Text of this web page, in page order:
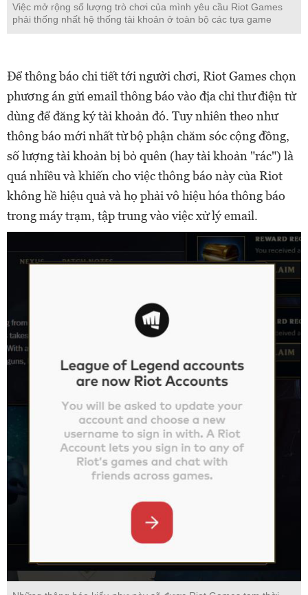
Việc mở rộng số lượng trò chơi của mình yêu cầu Riot Games
phải thống nhất hệ thống tài khoản ở toàn bộ các tựa game
Để thông báo chi tiết tới người chơi, Riot Games chọn
phương án gửi email thông báo vào địa chỉ thư điện tử
dùng để đăng ký tài khoản đó. Tuy nhiên theo như
thông báo mới nhất từ bộ phận chăm sóc cộng đồng,
số lượng tài khoản bị bỏ quên (hay tài khoản "rác") là
quá nhiều và khiến cho việc thông báo này của Riot
không hề hiệu quả và họ phải vô hiệu hóa thông báo
trong máy trạm, tập trung vào việc xử lý email.